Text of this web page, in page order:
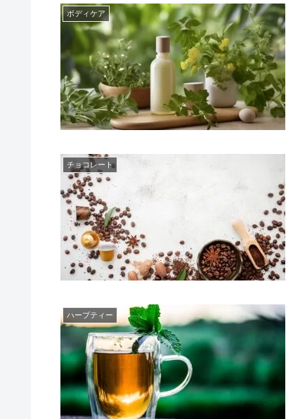
ボディケア
チョコレート
ハーブティー